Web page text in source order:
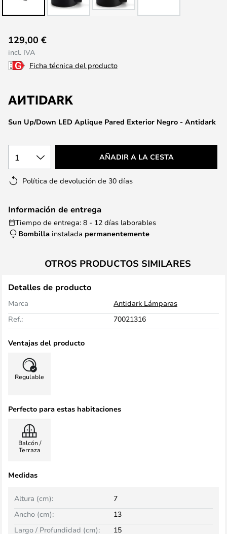
comienzo
de
galería
de
imágenes
Sun Up/Down LED Aplique Pared Exterior Negro - Antidark
129,00 €
incl. IVA
Ficha técnica del producto
1 AÑADIR A LA CESTA
Política de devolución de 30 días
Información de entrega
Tiempo de entrega: 8 - 12 días laborables
Bombilla instalada permanentemente
OTROS PRODUCTOS SIMILARES
Detalles de producto
Marca
Antidark Lámparas
Ref.:
70021316
Ventajas del producto
Regulable
Perfecto para estas habitaciones
Balcón /
Terraza
Medidas
Ancho (cm): 13
Altura (cm): 7
Largo / Profundidad (cm): 15